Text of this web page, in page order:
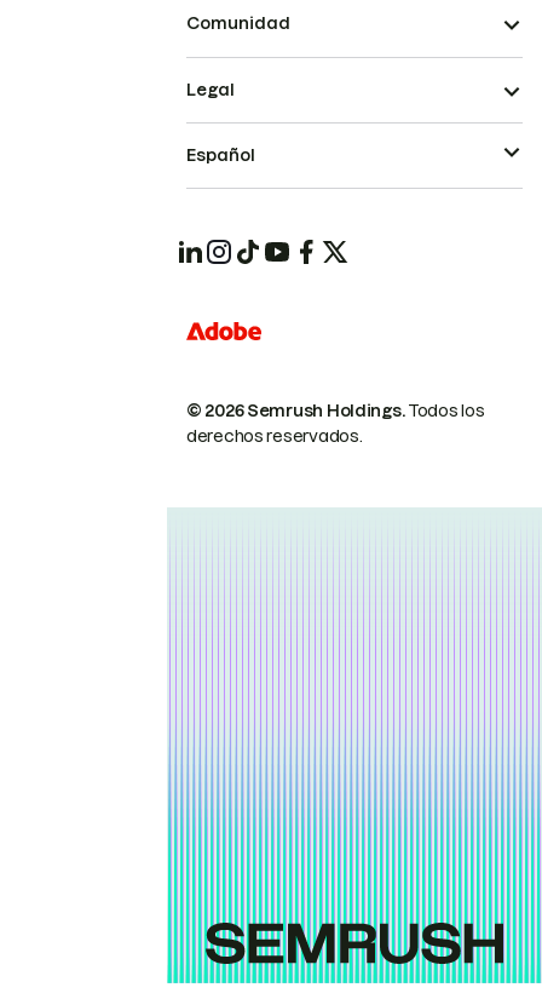
Comunidad
© 2026 Semrush Holdings.Todos los
derechos reservados.
Legal
Español